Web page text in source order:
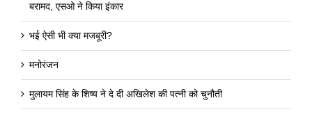
बरामद, एसओ ने किया इंकार
भई ऐसी भी क्या मजबूरी?
मनोरंजन
मुलायम सिंह के शिष्य ने दे दी अखिलेश की पत्नी को चुनौती